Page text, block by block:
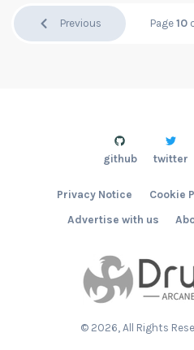
Previous Page 10
© 2026, All Rights
Advertise with us
Privacy Notice Cookie
github twitter